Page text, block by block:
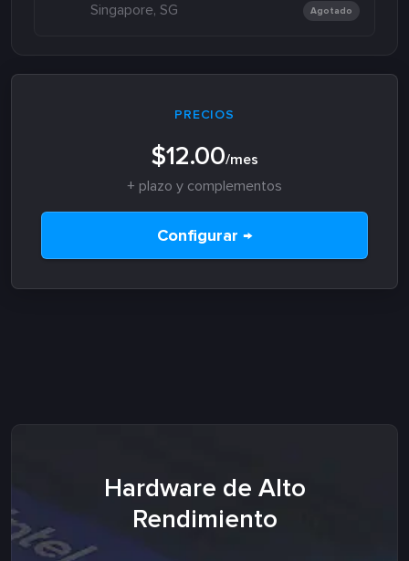
Singapore, SG Agotado
PRECIOS
$12.00/mes
+ plazo y complementos
Configurar →
Hardware de Alto
Rendimiento